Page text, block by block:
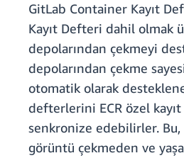
GitLab Container Kayıt
Kayıt Defteri dahil olmak
depolarından çekmeyi
depolarından çekme
otomatik olarak
defterlerini ECR özel
senkronize edebilirler. Bu,
görüntü çekmeden ve